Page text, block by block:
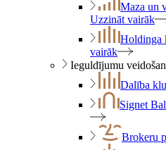
Maza un
Uzzināt vairāk
Holdinga
vairāk
Ieguldījumu
Dalība
Signet
Brokeru